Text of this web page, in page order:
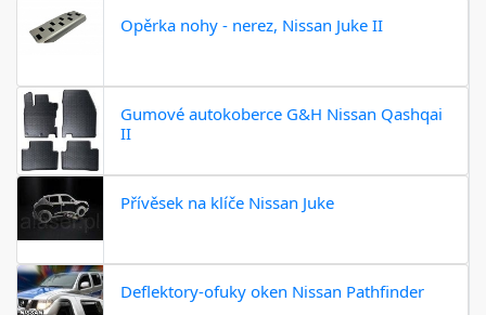
Opěrka nohy - nerez, Nissan Juke II
Gumové autokoberce G&H Nissan Qashqai
II
Přívěsek na klíče Nissan Juke
Deflektory-ofuky oken Nissan Pathfinder